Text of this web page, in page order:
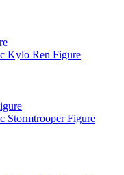
Kylo Ren Figure
Stormtrooper Figure